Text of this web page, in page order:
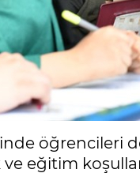
öğrencileri
eğitim